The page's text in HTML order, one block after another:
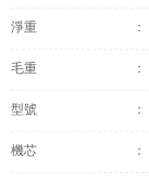
淨重 ：
毛重 ：
型號 ：
機芯 ：